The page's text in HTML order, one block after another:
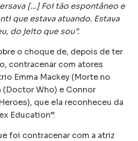
[…] Foi tão espontâneo e
que estava atuando. Estava
do jeito que sou”.
o choque de, depois de ter
contracenar com atores
Emma Mackey (Morte no
Who) e Connor
que ela reconheceu da
Education”.
foi contracenar com a atriz